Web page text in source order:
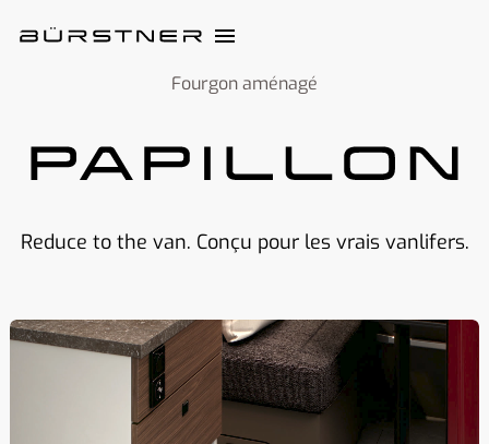
Fourgon aménagé
Reduce to the van. Conçu pour les vrais vanlifers.